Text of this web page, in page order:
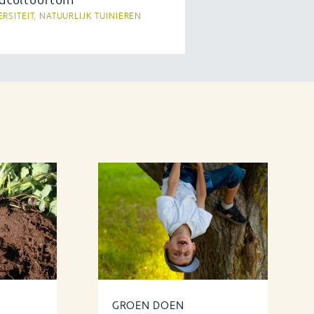
NATUURLIJK TUINIEREN
prima bij zal staan.
de afwezigheid wordt er
gewied of water gegeven.
worden
op de ... Zomervakantie
permacultuurtuin
GROEN DOEN